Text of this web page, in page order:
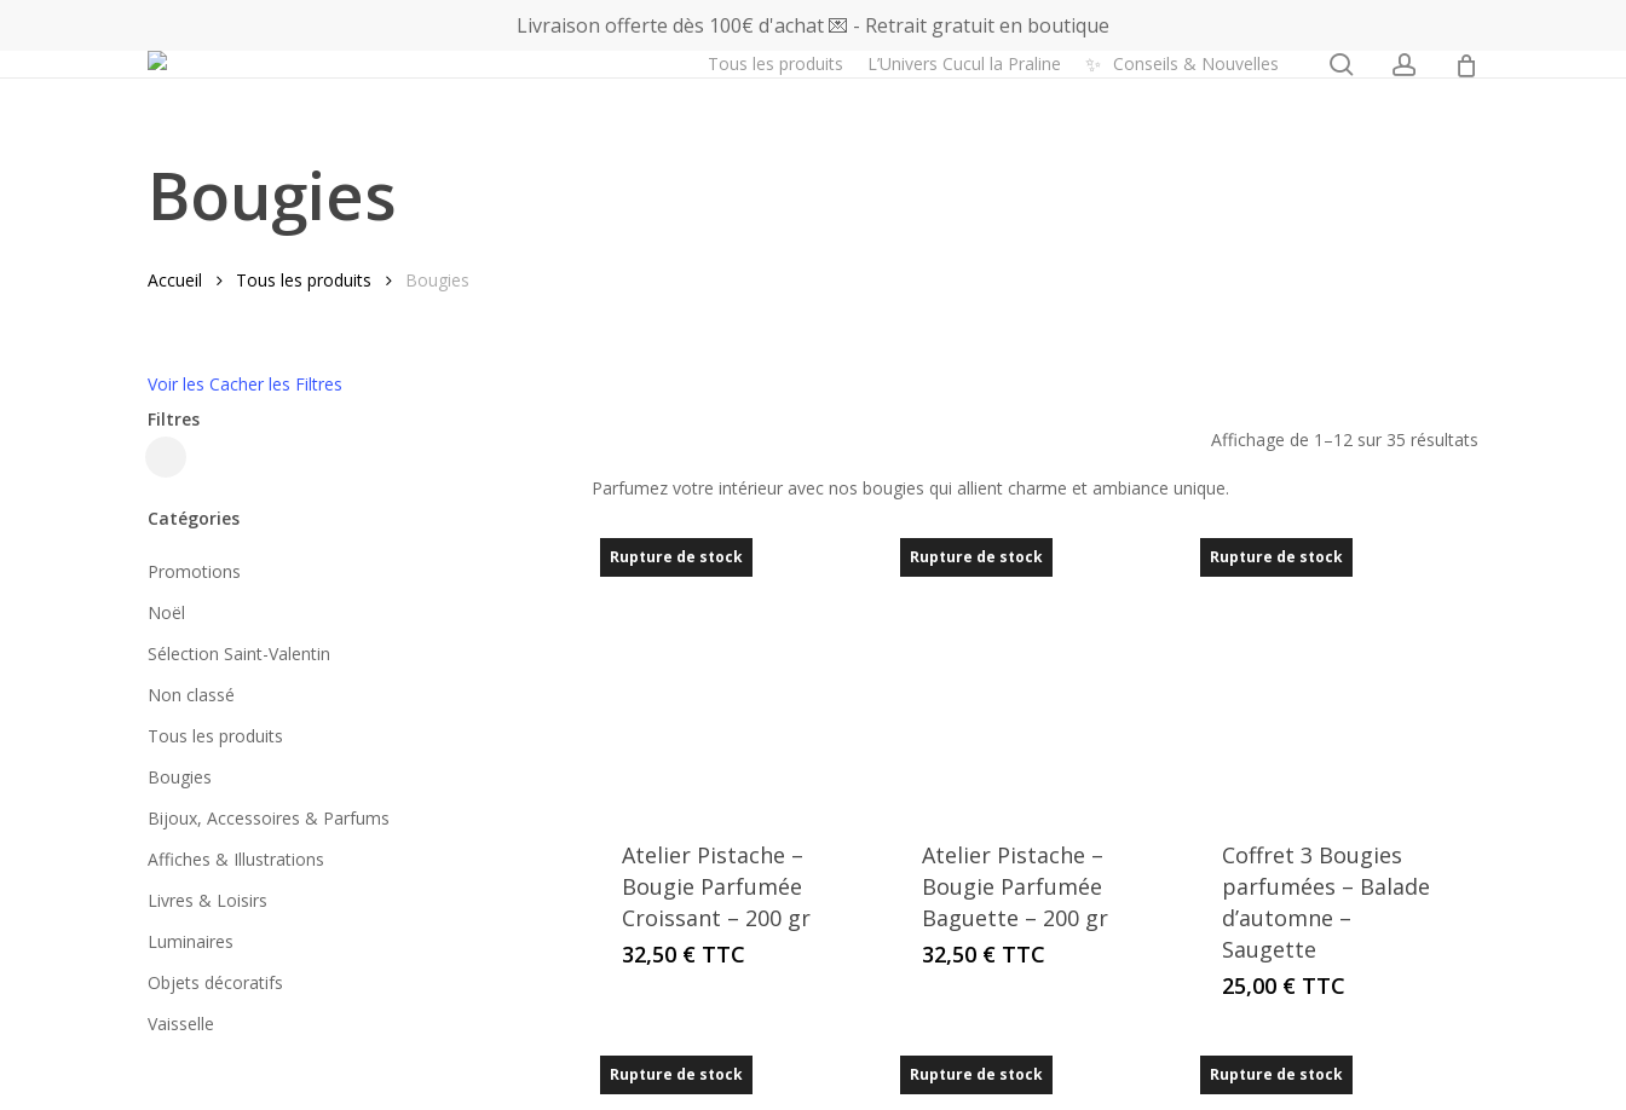
Livraison offerte dès 100€ d'achat 💌 - Retrait gratuit en boutique
Tous les produits L’Univers Cucul la Praline ✨ Conseils & Nouvelles search account
Bougies
Accueil Tous les produits Bougies
Voir les Cacher les Filtres
Affichage de 1–12 sur 35 résultats
Filtres
filtres
Catégories
Promotions
Noël
Sélection Saint-Valentin
Non classé
Tous les produits
Bougies
Bijoux, Accessoires & Parfums
Affiches & Illustrations
Livres & Loisirs
Luminaires
Objets décoratifs
Vaisselle
Parfumez votre intérieur avec nos bougies qui allient charme et ambiance unique.
Rupture de stock
Atelier Pistache –
Bougie Parfumée
Croissant – 200 gr
32,50 € TTC
Rupture de stock
Atelier Pistache –
Bougie Parfumée
Baguette – 200 gr
32,50 € TTC
Rupture de stock
Coffret 3 Bougies
parfumées – Balade
d’automne –
Saugette
25,00 € TTC
Rupture de stock Rupture de stock Rupture de stock